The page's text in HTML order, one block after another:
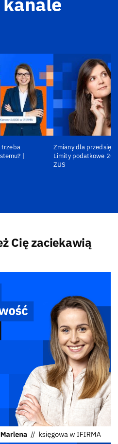
trzeba
|
Zmiany dla
Limity podatkowe
ZUS
Cię zaciekawią